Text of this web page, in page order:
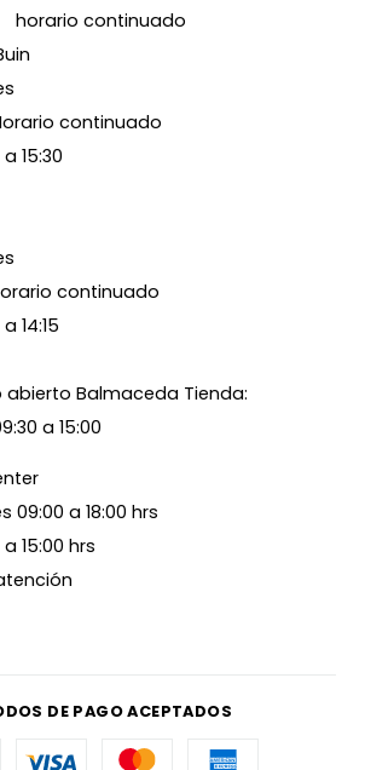
continuado
continuado
15:30
continuado
14:15
abierto Balmaceda Tienda:
a 15:00
09:00 a 18:00 hrs
15:00 hrs
DE PAGO ACEPTADOS